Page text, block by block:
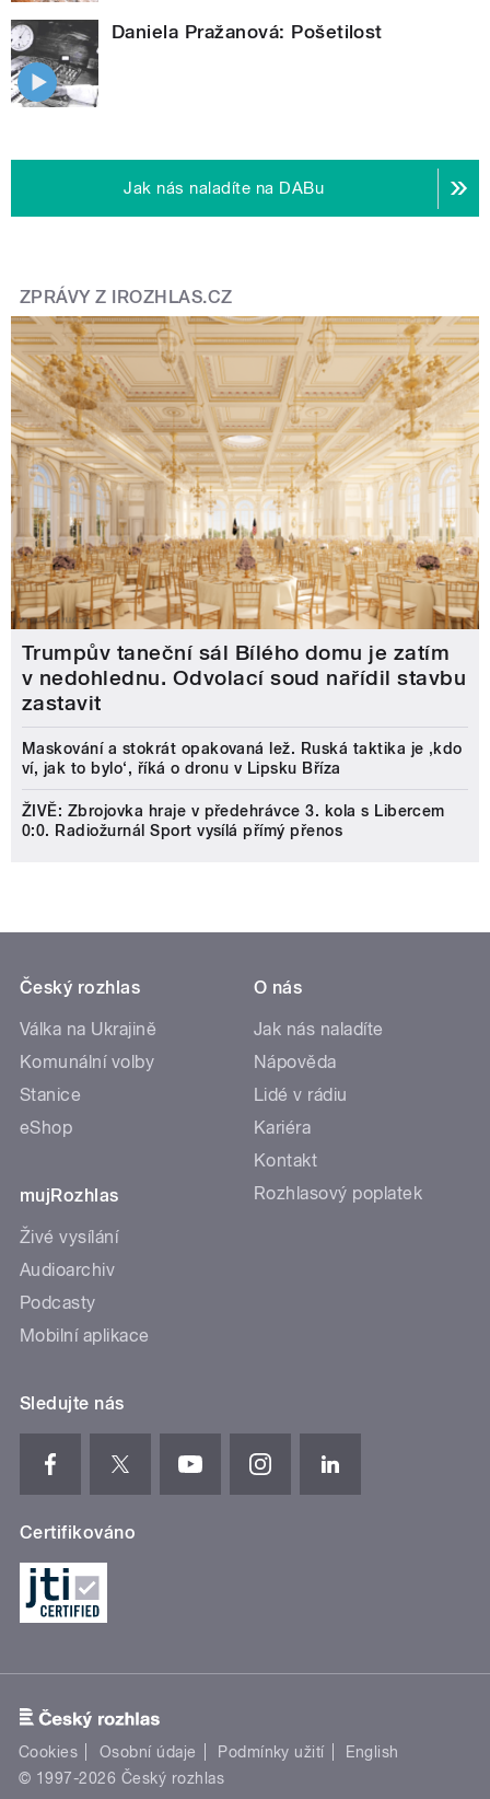
Daniela Pražanová: Pošetilost
Jak nás naladíte na DABu
ZPRÁVY Z IROZHLAS.CZ
Trumpův taneční sál Bílého domu je zatím
v nedohlednu. Odvolací soud nařídil stavbu
zastavit
Maskování a stokrát opakovaná lež. Ruská taktika je ‚kdo
ví, jak to bylo‘, říká o dronu v Lipsku Bříza
ŽIVĚ: Zbrojovka hraje v předehrávce 3. kola s Libercem
0:0. Radiožurnál Sport vysílá přímý přenos
Český rozhlas
Válka na Ukrajině
Komunální volby
Stanice
eShop
mujRozhlas
Živé vysílání
Audioarchiv
Podcasty
Mobilní aplikace
O nás
Jak nás naladíte
Nápověda
Lidé v rádiu
Kariéra
Kontakt
Rozhlasový poplatek
Sledujte nás
Certifikováno
Cookies Osobní údaje Podmínky užití
English
© 1997-2026 Český rozhlas